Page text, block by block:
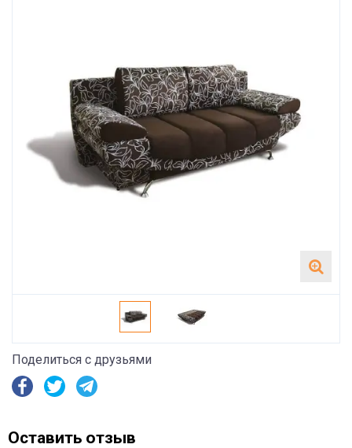
Поделиться с друзьями
Оставить отзыв